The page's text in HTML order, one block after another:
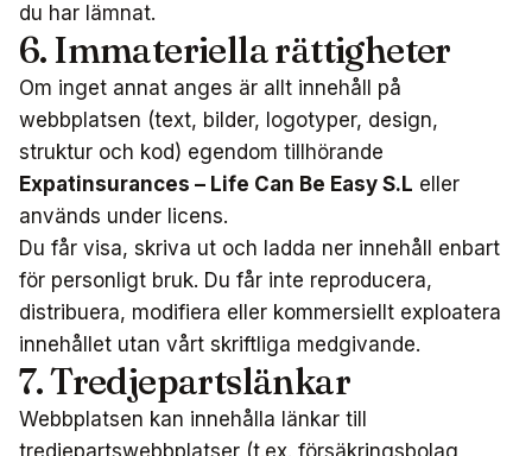
du har lämnat.
6. Immateriella rättigheter
Om inget annat anges är allt innehåll på
webbplatsen (text, bilder, logotyper, design,
struktur och kod) egendom tillhörande
Expatinsurances – Life Can Be Easy S.L eller
används under licens.
Du får visa, skriva ut och ladda ner innehåll enbart
för personligt bruk. Du får inte reproducera,
distribuera, modifiera eller kommersiellt exploatera
innehållet utan vårt skriftliga medgivande.
7. Tredjepartslänkar
Webbplatsen kan innehålla länkar till
tredjepartswebbplatser (t.ex. försäkringsbolag,